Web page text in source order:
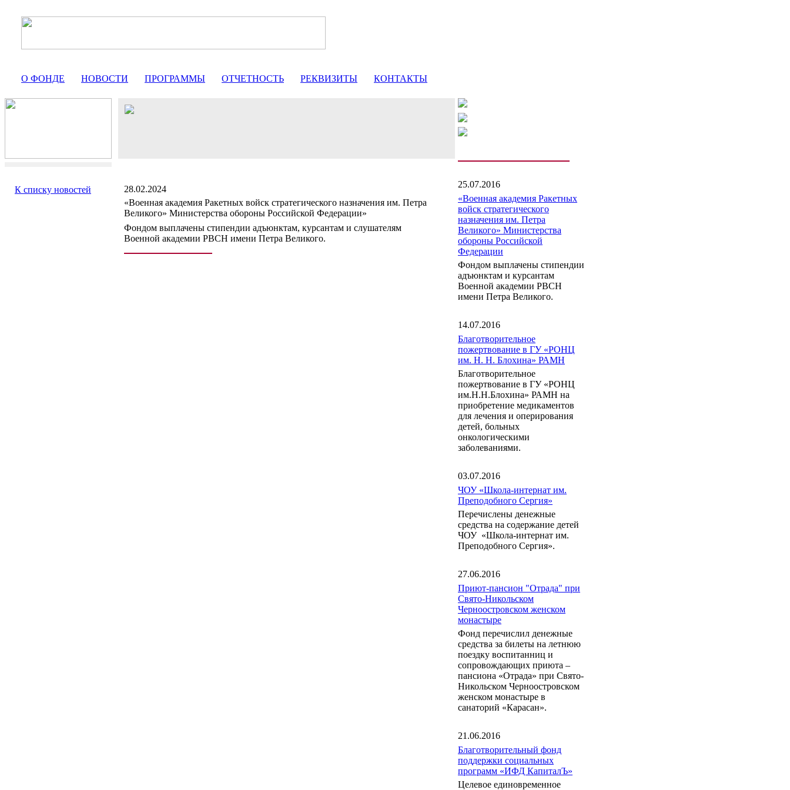
О ФОНДЕ НОВОСТИ ПРОГРАММЫ ОТЧЕТНОСТЬ РЕКВИЗИТЫ КОНТАКТЫ
К списку новостей
28.02.2024
«Военная академия Ракетных войск стратегического назначения им. Петра
Великого» Министерства обороны Российской Федерации»
Фондом выплачены стипендии адъюнктам, курсантам и слушателям
Военной академии РВСН имени Петра Великого.
25.07.2016
«Военная академия Ракетных
войск стратегического
назначения им. Петра
Великого» Министерства
обороны Российской
Федерации
Фондом выплачены стипендии
адъюнктам и курсантам
Военной академии РВСН
имени Петра Великого.
14.07.2016
Благотворительное
пожертвование в ГУ «РОНЦ
им. Н. Н. Блохина» РАМН
Благотворительное
пожертвование в ГУ «РОНЦ
им.Н.Н.Блохина» РАМН на
приобретение медикаментов
для лечения и оперирования
детей, больных
онкологическими
заболеваниями.
03.07.2016
ЧОУ «Школа-интернат им.
Преподобного Сергия»
Перечислены денежные
средства на содержание детей
ЧОУ «Школа-интернат им.
Преподобного Сергия».
27.06.2016
Приют-пансион "Отрада" при
Свято-Никольском
Черноостровском женском
монастыре
Фонд перечислил денежные
средства за билеты на летнюю
поездку воспитанниц и
сопровождающих приюта –
пансиона «Отрада» при Свято-
Никольском Черноостровском
женском монастыре в
санаторий «Карасан».
21.06.2016
Благотворительный фонд
поддержки социальных
программ «ИФД КапиталЪ»
Целевое единовременное